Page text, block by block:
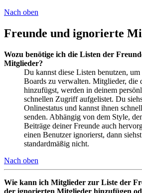
Nach oben
Freunde und ignorierte
Wozu benötige ich die Listen der
Mitglieder?
Du kannst diese Listen benutzen,
Boards zu verwalten. Mitglieder, die
hinzufügst, werden in deinem
schnellen Zugriff aufgelistet. Du
Onlinestatus und kannst ihnen
senden. Abhängig von dem Style,
Beiträge deiner Freunde auch
einen Benutzer ignorierst, dann
standardmäßig nicht.
Nach oben
Wie kann ich Mitglieder zur Liste der
der ignorierten Mitglieder hinzufügen